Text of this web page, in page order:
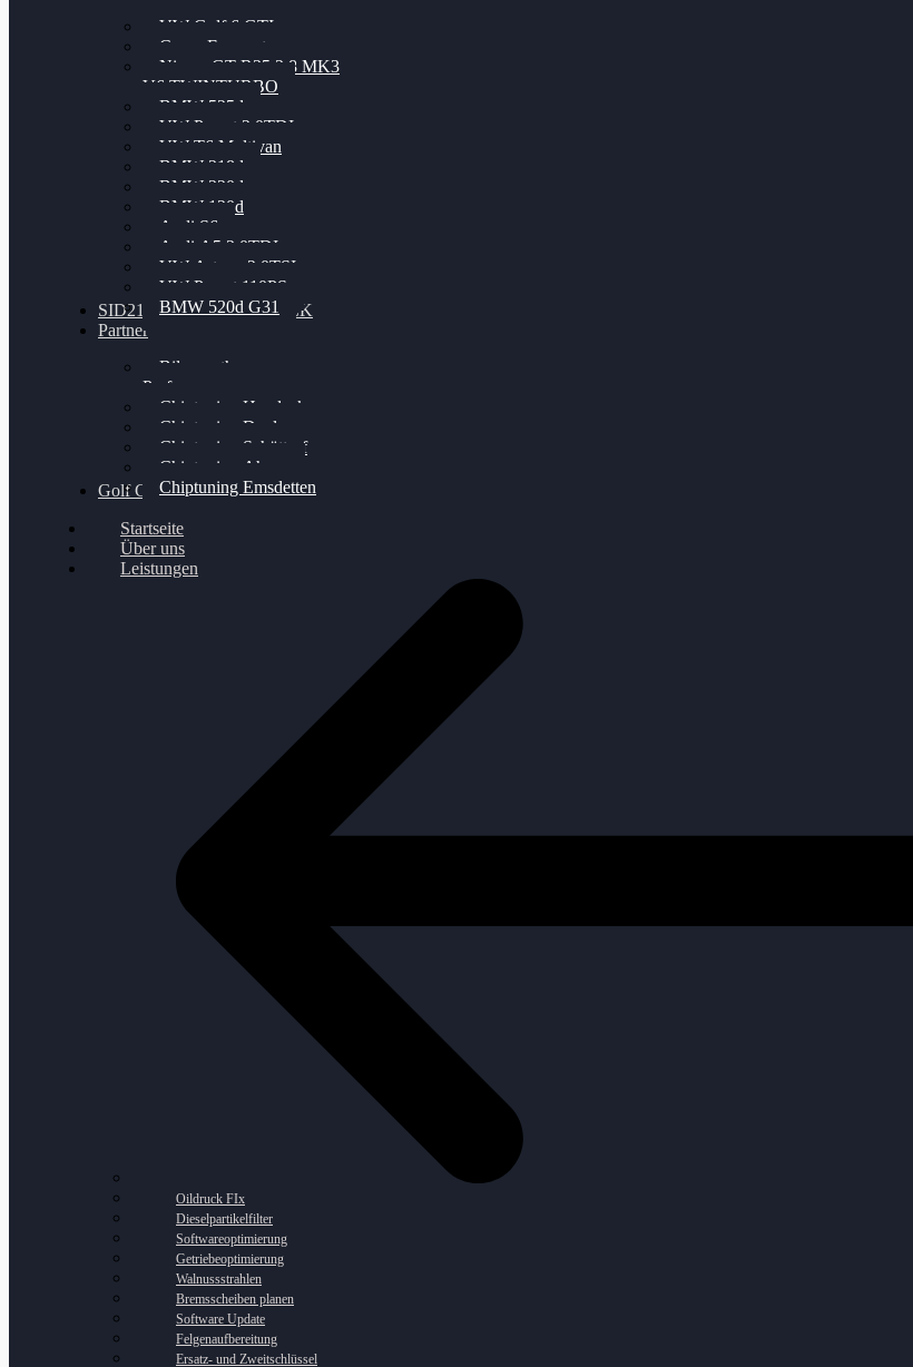
VW Golf 6 GTI
Cupra Formentor
Nissan GT-R35 3.8 MK3
V6 TWINTURBO
BMW 525d
VW Passat 2.0TDI
VW T6 Multivan
BMW 318d
BMW 320d
BMW 120d
Audi S6
Audi A5 3.0TDI
VW Arteon 2.0TSI
VW Passat 110PS
BMW 520d G31
SID212 / 212EVO UNLOCK
Partner
Bilgenroth
Performance
Chiptuning Herzlacke
Chiptuning Duelmen
Chiptuning Schüttorf
Chiptuning Ahaus
Chiptuning Emsdetten
Golf Gewinnspiel
Startseite
Über uns
Leistungen
Oildruck FIx
Dieselpartikelfilter
Softwareoptimierung
Getriebeoptimierung
Walnussstrahlen
Bremsscheiben planen
Software Update
Felgenaufbereitung
Ersatz- und Zweitschlüssel